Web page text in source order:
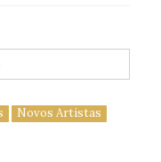
Novos Artistas